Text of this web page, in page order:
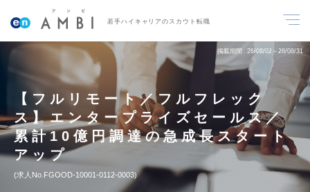
若手ハイキャリアのスカウト転職
掲載期間 26/08/02～26/08/31
【フルリモート／フルフレック
ス】エンタープライズセールス／
累計10億円調達の急成長スタート
アップ
求人No.FGOOD-10001-0112-0003